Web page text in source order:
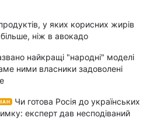
у яких корисних жирів
ніж в авокадо
найкращі "народні" моделі
ними власники задоволені
Чи готова Росія до українських
експерт дав несподіваний